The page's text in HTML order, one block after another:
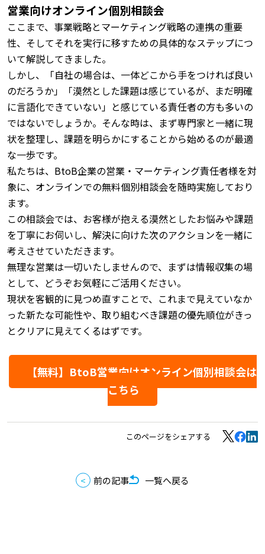
営業向けオンライン個別相談会
ここまで、事業戦略とマーケティング戦略の連携の重要
性、そしてそれを実行に移すための具体的なステップにつ
いて解説してきました。
しかし、「自社の場合は、一体どこから手をつければ良い
のだろうか」「漠然とした課題は感じているが、まだ明確
に言語化できていない」と感じている責任者の方も多いの
ではないでしょうか。 そんな時は、まず専門家と一緒に現
状を整理し、課題を明らかにすることから始めるのが最適
な一歩です。
私たちは、BtoB企業の営業・マーケティング責任者様を対
象に、オンラインでの無料個別相談会を随時実施しており
ます。
この相談会では、お客様が抱える漠然としたお悩みや課題
を丁寧にお伺いし、解決に向けた次のアクションを一緒に
考えさせていただきます。
無理な営業は一切いたしませんので、まずは情報収集の場
として、どうぞお気軽にご活用ください。
現状を客観的に見つめ直すことで、これまで見えていなか
った新たな可能性や、取り組むべき課題の優先順位がきっ
とクリアに見えてくるはずです。
【無料】BtoB営業向けオンライン個別相談会は
こちら
このページをシェアする
前の記事 一覧へ戻る